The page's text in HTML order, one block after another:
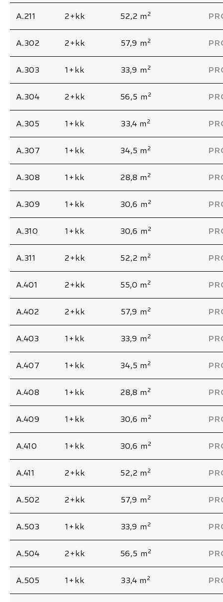
A.211 2+kk 52,2 m 2
A.302 2+kk 57,9 m 2
A.303 1+kk 33,9 m 2
A.304 2+kk 56,5 m 2
A.305 1+kk 33,4 m 2
A.307 1+kk 34,5 m 2
A.308 1+kk 28,8 m 2
A.309 1+kk 30,6 m 2
A.310 1+kk 30,6 m 2
A.311 2+kk 52,2 m 2
A.401 2+kk 55,0 m 2
A.402 2+kk 57,9 m 2
A.403 1+kk 33,9 m 2
A.407 1+kk 34,5 m 2
A.408 1+kk 28,8 m 2
A.409 1+kk 30,6 m 2
A.410 1+kk 30,6 m 2
A.411 2+kk 52,2 m 2
A.502 2+kk 57,9 m 2
A.503 1+kk 33,9 m 2
A.504 2+kk 56,5 m 2
A.505 1+kk 33,4 m 2